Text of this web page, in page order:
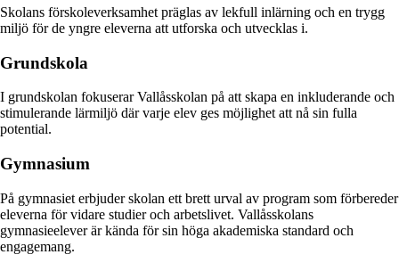
Skolans förskoleverksamhet präglas av lekfull inlärning och en trygg
miljö för de yngre eleverna att utforska och utvecklas i.
Grundskola
I grundskolan fokuserar Vallåsskolan på att skapa en inkluderande och
stimulerande lärmiljö där varje elev ges möjlighet att nå sin fulla
potential.
Gymnasium
På gymnasiet erbjuder skolan ett brett urval av program som förbereder
eleverna för vidare studier och arbetslivet. Vallåsskolans
gymnasieelever är kända för sin höga akademiska standard och
engagemang.